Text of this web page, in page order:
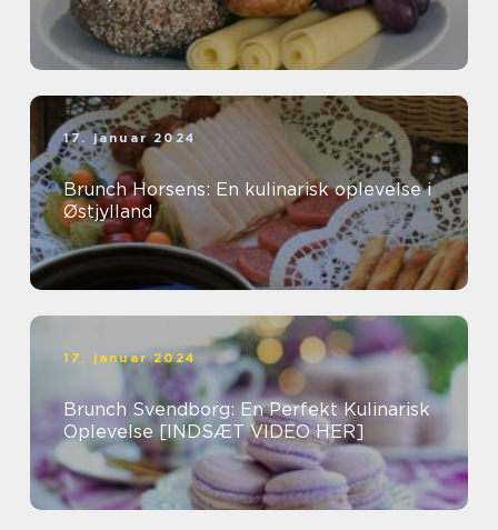
17. januar 2024
Brunch Horsens: En kulinarisk oplevelse i
Østjylland
17. januar 2024
Brunch Svendborg: En Perfekt Kulinarisk
Oplevelse [INDSÆT VIDEO HER]